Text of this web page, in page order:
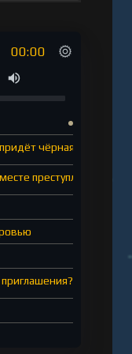
00:00
чёрная гниль?
преступления